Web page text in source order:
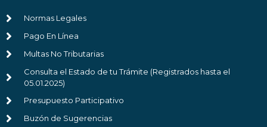
Normas Legales
Pago En Línea
Multas No Tributarias
Consulta el Estado de tu Trámite (Registrados hasta el
05.01.2025)
Presupuesto Participativo
Buzón de Sugerencias